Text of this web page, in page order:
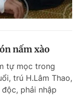
nấm xào
tự mọc trong
trú H.Lâm Thao,
phải nhập